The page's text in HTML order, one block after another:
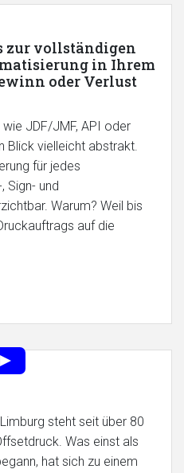
zur vollständigen
in Ihrem
oder Verlust
JDF/JMF, API oder
Blick vielleicht abstrakt.
für jedes
Sign- und
Warum? Weil bis
auf die
steht seit über 80
Was einst als
hat sich zu einem